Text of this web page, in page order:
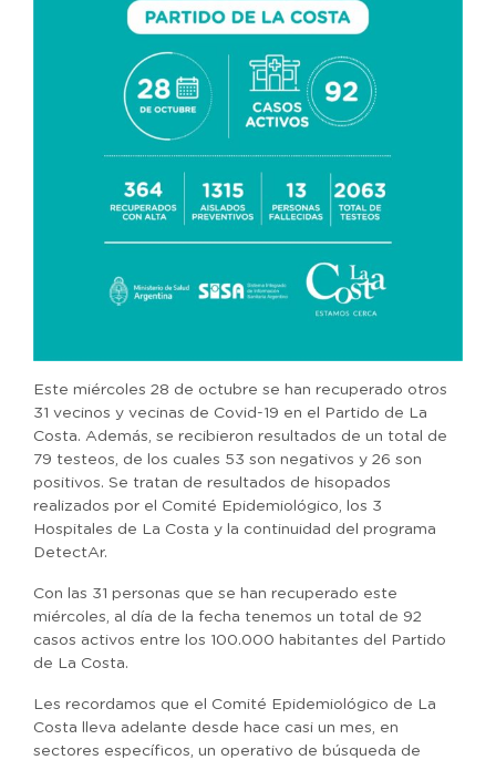
Este miércoles 28 de octubre se han recuperado otros
31 vecinos y vecinas de Covid-19 en el Partido de La
Costa. Además, se recibieron resultados de un total de
79 testeos, de los cuales 53 son negativos y 26 son
positivos. Se tratan de resultados de hisopados
realizados por el Comité Epidemiológico, los 3
Hospitales de La Costa y la continuidad del programa
DetectAr.
Con las 31 personas que se han recuperado este
miércoles, al día de la fecha tenemos un total de 92
casos activos entre los 100.000 habitantes del Partido
de La Costa.
Les recordamos que el Comité Epidemiológico de La
Costa lleva adelante desde hace casi un mes, en
sectores específicos, un operativo de búsqueda de